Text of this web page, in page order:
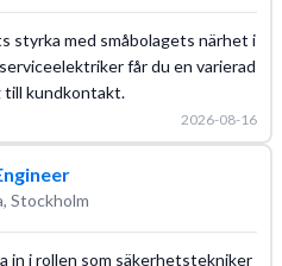
styrka med småbolagets närhet i
får du en varierad
till kundkontakt.
2026-08-16
Stockholm
in i rollen som säkerhetstekniker